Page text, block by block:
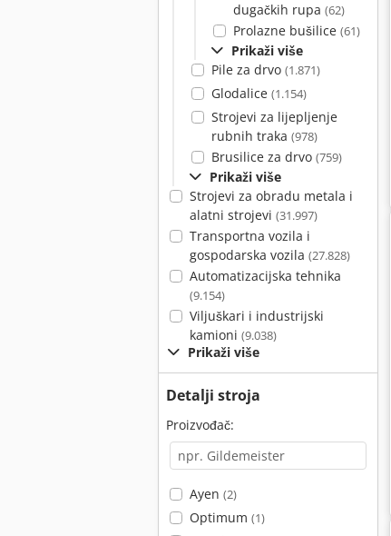
dugačkih rupa (62)
Prolazne bušilice (61)
Prikaži više
Pile za drvo (1.871)
Glodalice (1.154)
Strojevi za lijepljenje
rubnih traka (978)
Brusilice za drvo (759)
Prikaži više
Strojevi za obradu metala i
alatni strojevi (31.997)
Transportna vozila i
gospodarska vozila (27.828)
Automatizacijska tehnika
(9.154)
Viljuškari i industrijski
kamioni (9.038)
Prikaži više
Detalji stroja
Proizvođač:
Ayen (2)
Optimum (1)